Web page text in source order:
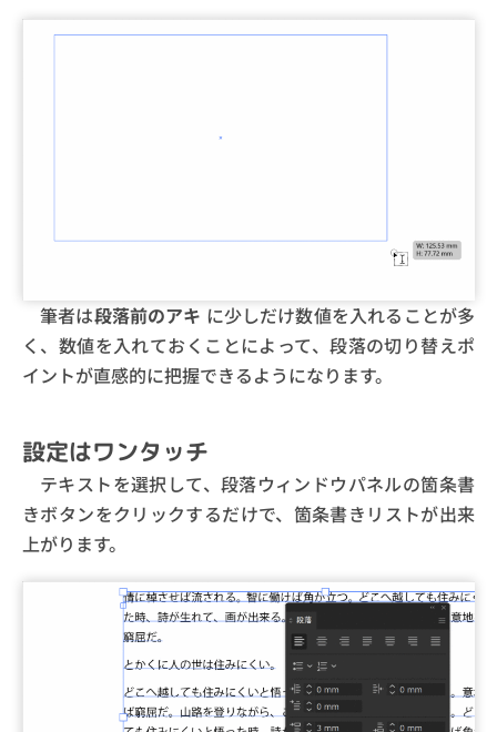
筆者は段落前のアキ に少しだけ数値を入れることが多
く、数値を入れておくことによって、段落の切り替えポ
イントが直感的に把握できるようになります。
設定はワンタッチ
テキストを選択して、段落ウィンドウパネルの箇条書
きボタンをクリックするだけで、箇条書きリストが出来
上がります。